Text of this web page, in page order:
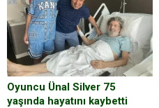
dikkatinizi en...
Oyuncu Ünal Silver 75
yaşında hayatını kaybetti